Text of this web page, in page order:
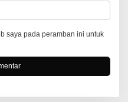
saya pada peramban ini untuk